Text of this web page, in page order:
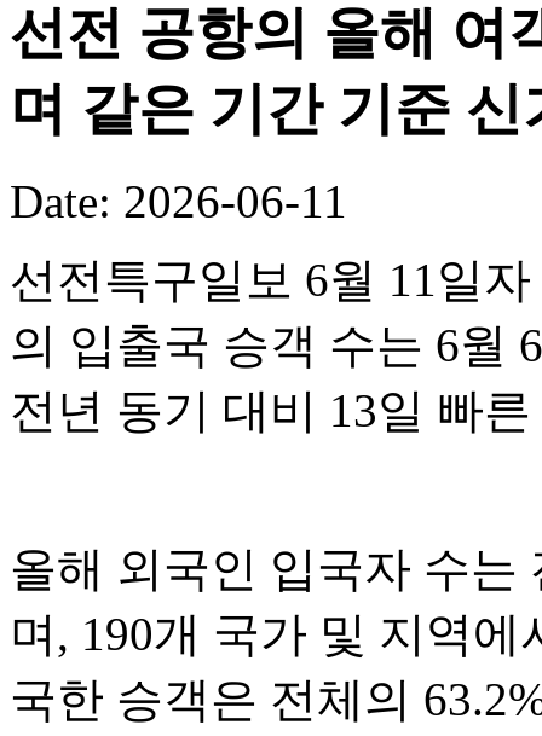
선전 공항의 올해 여
며 같은 기간 기준
Date: 2026-06-11
선전특구일보 6월 11일
의 입출국 승객 수는 6월
전년 동기 대비 13일 빠
올해 외국인 입국자 수는
며, 190개 국가 및 지역
국한 승객은 전체의